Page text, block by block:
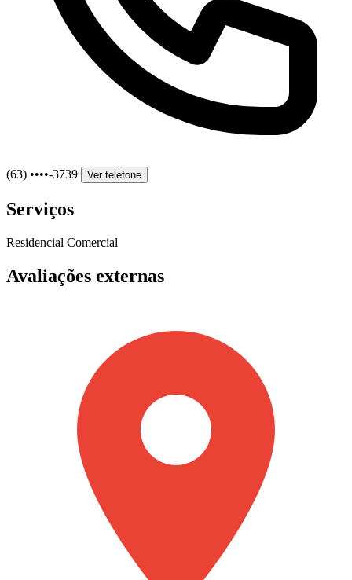
(63) ••••-3739 Ver telefone
Serviços
Residencial Comercial
Avaliações externas